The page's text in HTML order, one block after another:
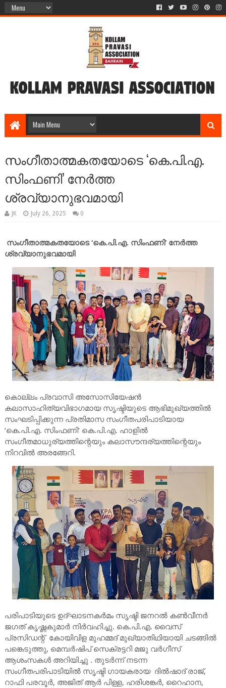
സംഗീതാത്മകതയോടെ ‘കെ.പി.എ.
സിംഫണി’ നേര്‍ത്ത
ശ്രവ്യാനുഭവമായി
JK July 26, 2025 0
സംഗീതാത്മകതയോടെ ‘കെ.പി.എ. സിംഫണി’ നേര്‍ത്ത
ശ്രവ്യാനുഭവമായി
കൊല്ലം പ്രവാസി അസോസിയേഷൻ
കലാസാഹിത്യവിഭാഗമായ സൃഷ്ടിയുടെ ആഭിമുഖ്യത്തിൽ
സംഘടിപ്പിക്കുന്ന പ്രതിമാസ സംഗീതപരിപാടിയായ
‘കെ.പി.എ. സിംഫണി’ കെ.പി.എ. ഹാളിൽ
സംഗീതമാധുര്യത്തിന്റെയും കലാസൗന്ദര്യത്തിന്റെയും
നിറവിൽ അരങ്ങേറി.
പരിപാടിയുടെ ഉദ്ഘാടനകർമം സൃഷ്ടി ജനറൽ കൺവീനർ
ജഗത് കൃഷ്ണകുമാർ നിർവഹിച്ചു. കെ.പി.എ. വൈസ്
പ്രസിഡന്റ് കോയിവിള മുഹമ്മദ് മുഖ്യാതിഥിയായി ചടങ്ങിൽ
പങ്കെടുത്തു, മെമ്പർഷിപ് സെക്രട്ടറി മജു വർഗീസ്
ആശംസകൾ അറിയിച്ചു . തുടർന്ന് നടന്ന
സംഗീതപരിപാടിയിൽ സൃഷ്ടി ഗായകരായ ദിൽഷാദ് രാജ്,
റാഫി പരവൂർ, അജിത് ആർ പിള്ള, ഹരിശങ്കർ, റൈഹാന,